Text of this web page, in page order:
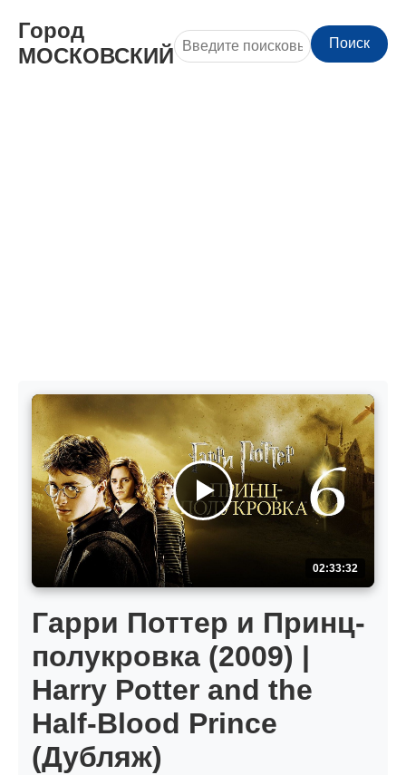
Город
МОСКОВСКИЙ
Поиск
02:33:32
Гарри Поттер и Принц-
полукровка (2009) |
Harry Potter and the
Half-Blood Prince
(Дубляж)